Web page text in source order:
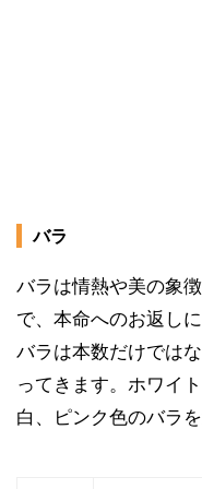
バラ
バラは情熱や美の象
で、本命へのお返し
バラは本数だけでは
ってきます。ホワイ
白、ピンク色のバラ